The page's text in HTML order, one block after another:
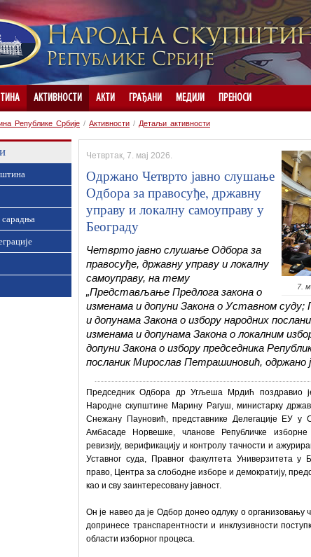
АКТИВНОСТИ АКТИ ГРАЂАНИ МЕДИЈИ ПРЕНОСИ
Републике Србије / Активности / Детаљи активности
7.
Четвртак, 7. мај 2026.
Одржано Четврто јавно слушање
Одбора за правосуђе, државну
управу и локалну самоуправу у
Београду
Четврто јавно слушање Одбора за
правосуђе, државну управу и локалну
самоуправу, на тему
„Представљање Предлога закона о
изменама и допуни Закона о Уставном суду;
и допунама Закона о избору народних
изменама и допунама Закона о локалним
допуни Закона о избору председника
посланик Мирослав Петрашиновић, одржано
Председник Одбора др Угљеша Мрдић поздравио
Народне скупштине Марину Рагуш, министарку
Снежану Пауновић, представнике Делегације ЕУ у
Амбасаде Норвешке, чланове Републичке
ревизију, верификацију и контролу тачности и
Уставног суда, Правног факултета Универзитета у
право, Центра за слободне изборе и демократију,
као и сву заинтересовану јавност.
Он је навео да је Одбор донео одлуку о
допринесе транспарентности и инклузивности
области изборног процеса.